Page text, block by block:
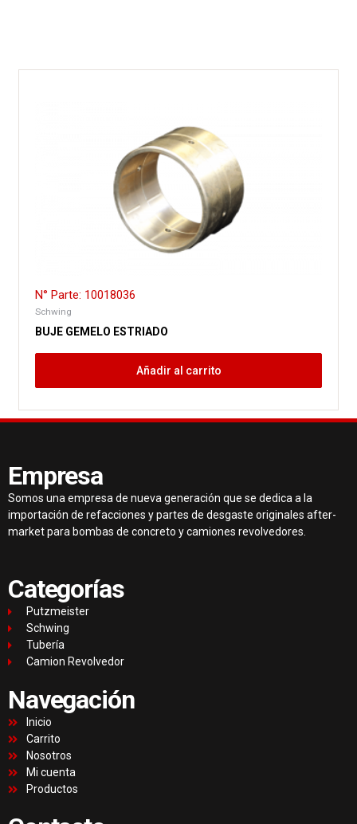
N° Parte: 10018036
Schwing
BUJE GEMELO ESTRIADO
Añadir al carrito
Empresa
Somos una empresa de nueva generación que se dedica a la
importación de refacciones y partes de desgaste originales after-
market para bombas de concreto y camiones revolvedores.
Categorías
Putzmeister
Schwing
Tubería
Camion Revolvedor
Navegación
Inicio
Carrito
Nosotros
Mi cuenta
Productos